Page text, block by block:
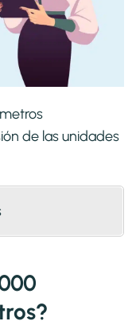
de las unidades